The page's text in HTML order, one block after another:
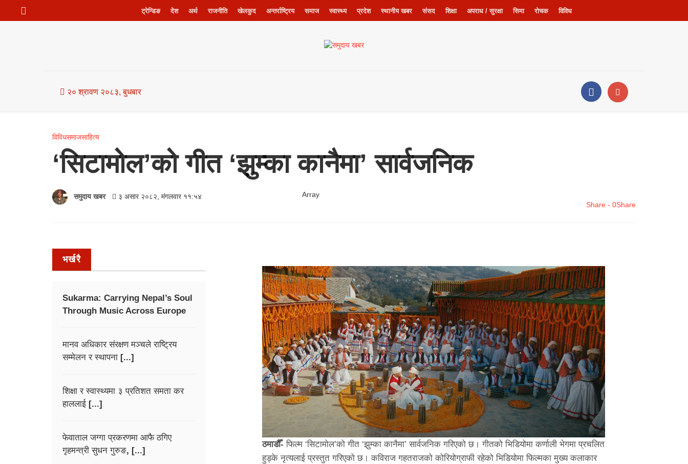
ट्रेन्डिङ देश अर्थ राजनीति खेलकुद अन्तर्राष्ट्रिय समाज स्वास्थ्य प्रदेश स्थानीय खबर संसद शिक्षा अपराध / सुरक्षा सिमा रोचक विविध
२० श्रावण २०८३, बुधबार
विविधसमाजसाहित्य
‘सिटामोल’को गीत ‘झुम्का कानैमा’ सार्वजनिक
समुदाय खबर ३ असार २०८२, मंगलवार ११:५४
Array
Share - 0Share
ठमाडौँ- फिल्म ‘सिटामोल’को गीत ‘झुम्का कानैमा’ सार्वजनिक गरिएको छ। गीतको भिडियोमा कर्णाली भेगमा प्रचलित
हुड्के नृत्यलाई प्रस्तुत गरिएको छ। कविराज गहतराजकाे कोरियोग्राफी रहेको भिडियोमा फिल्मका मुख्य कलाकार
भर्खरै
Sukarma: Carrying Nepal’s Soul
Through Music Across Europe
मानव अधिकार संरक्षण मञ्चले राष्ट्रिय
सम्मेलन र स्थापना [...]
शिक्षा र स्वास्थ्यमा ३ प्रतिशत समता कर
हाललाई [...]
फेवाताल जग्गा प्रकरणमा आफै ठगिए
गृहमन्त्री सुधन गुरुङ, [...]